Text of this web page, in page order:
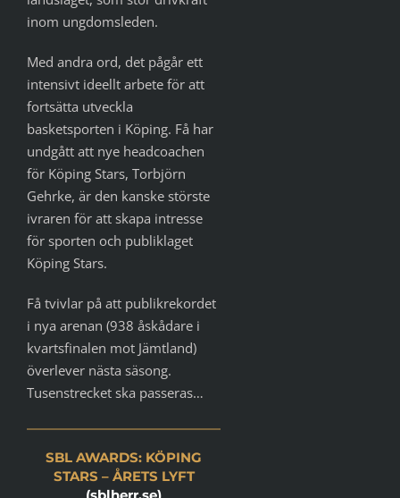
inom ungdomsleden.
Med andra ord, det pågår ett
intensivt ideellt arbete för att
fortsätta utveckla
basketsporten i Köping. Få har
undgått att nye headcoachen
för Köping Stars, Torbjörn
Gehrke, är den kanske störste
ivraren för att skapa intresse
för sporten och publiklaget
Köping Stars.
Få tvivlar på att publikrekordet
i nya arenan (938 åskådare i
kvartsfinalen mot Jämtland)
överlever nästa säsong.
Tusenstrecket ska passeras…
SBL AWARDS: KÖPING
STARS – ÅRETS LYFT